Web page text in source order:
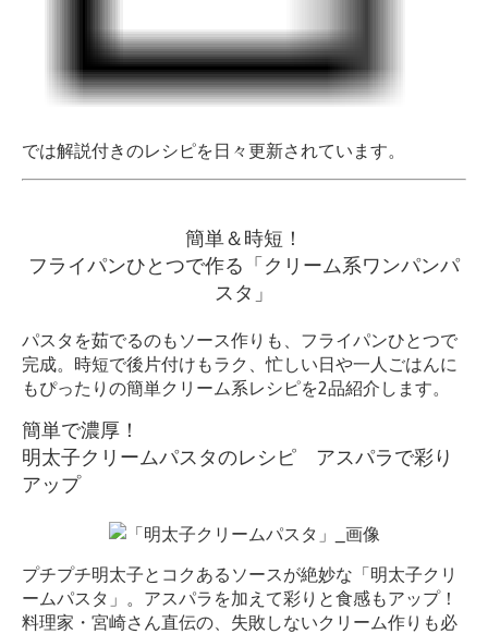
では解説付きのレシピを日々更新されています。
簡単＆時短！
フライパンひとつで作る「クリーム系ワンパンパ
スタ」
パスタを茹でるのもソース作りも、フライパンひとつで
完成。時短で後片付けもラク、忙しい日や一人ごはんに
もぴったりの簡単クリーム系レシピを2品紹介します。
簡単で濃厚！
明太子クリームパスタのレシピ アスパラで彩り
アップ
プチプチ明太子とコクあるソースが絶妙な「明太子クリ
ームパスタ」。アスパラを加えて彩りと食感もアップ！
料理家・宮崎さん直伝の、失敗しないクリーム作りも必